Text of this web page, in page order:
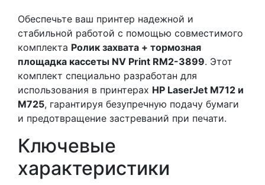
Обеспечьте ваш принтер надежной и
стабильной работой с помощью совместимого
комплекта Ролик захвата + тормозная
площадка кассеты NV Print RM2-3899. Этот
комплект специально разработан для
использования в принтерах HP LaserJet M712 и
M725, гарантируя безупречную подачу бумаги
и предотвращение застреваний при печати.
Ключевые
характеристики